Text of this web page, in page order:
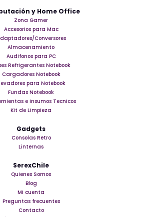
y Home Office
Zona Gamer
Accesorios para Mac
Conversores
Almacenamiento
Audifonos para PC
Refrigerantes Notebook
Cargadores Notebook
para Notebook
Fundas Notebook
e insumos Tecnicos
Kit de Limpieza
Gadgets
Consolas Retro
Linternas
SerexChile
Quienes Somos
Blog
Mi cuenta
Preguntas frecuentes
Contacto